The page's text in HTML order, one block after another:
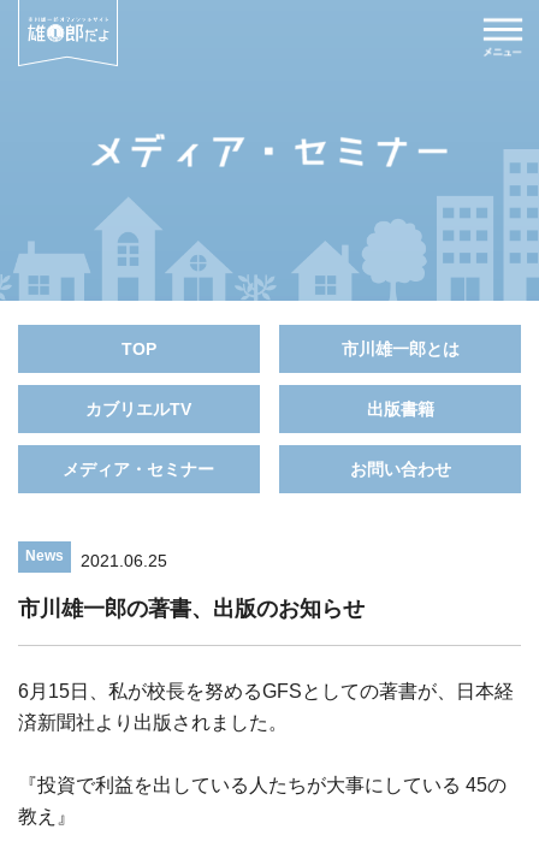
TOP 市川雄一郎とは
カブリエルTV 出版書籍
メディア・セミナー お問い合わせ
News 2021.06.25
市川雄一郎の著書、出版のお知らせ
6月15日、私が校長を努めるGFSとしての著書が、日本経
済新聞社より出版されました。
『投資で利益を出している人たちが大事にしている 45の
教え』